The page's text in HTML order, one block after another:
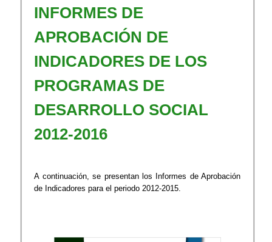
​INFORMES DE
APROBACIÓN DE
INDICADORES DE LOS
PROGRAMAS DE
DESARROLLO SOCIAL
2012-2016
A continuación, se presentan los Informes de Aprobación
de Indicadores para el periodo 2012-2015.